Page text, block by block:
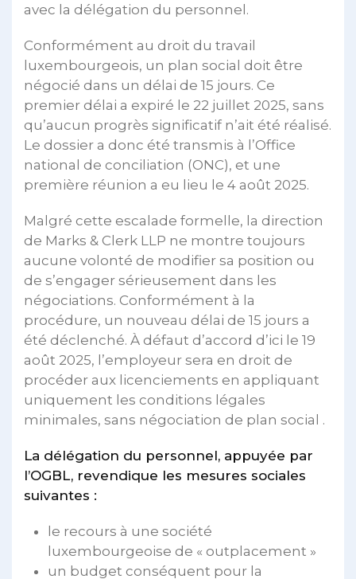
avec la délégation du personnel.
Conformément au droit du travail
luxembourgeois, un plan social doit être
négocié dans un délai de 15 jours. Ce
premier délai a expiré le 22 juillet 2025, sans
qu’aucun progrès significatif n’ait été réalisé.
Le dossier a donc été transmis à l’Office
national de conciliation (ONC), et une
première réunion a eu lieu le 4 août 2025.
Malgré cette escalade formelle, la direction
de Marks & Clerk LLP ne montre toujours
aucune volonté de modifier sa position ou
de s’engager sérieusement dans les
négociations. Conformément à la
procédure, un nouveau délai de 15 jours a
été déclenché. À défaut d’accord d’ici le 19
août 2025, l’employeur sera en droit de
procéder aux licenciements en appliquant
uniquement les conditions légales
minimales, sans négociation de plan social .
La délégation du personnel, appuyée par
l’OGBL, revendique les mesures sociales
suivantes :
le recours à une société
luxembourgeoise de « outplacement »
un budget conséquent pour la